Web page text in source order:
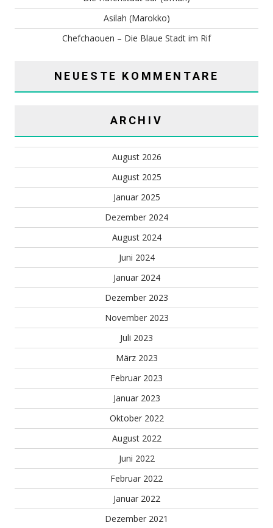
Asilah (Marokko)
Chefchaouen – Die Blaue Stadt im Rif
NEUESTE KOMMENTARE
ARCHIV
August 2026
August 2025
Januar 2025
Dezember 2024
August 2024
Juni 2024
Januar 2024
Dezember 2023
November 2023
Juli 2023
März 2023
Februar 2023
Januar 2023
Oktober 2022
August 2022
Juni 2022
Februar 2022
Januar 2022
Dezember 2021